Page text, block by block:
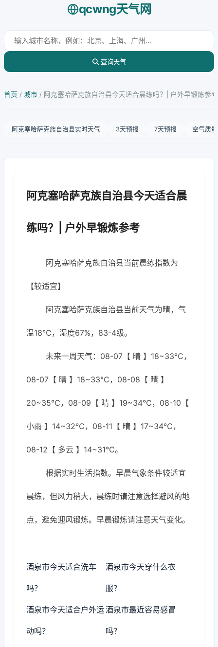
qcwng天气网
查询天气
首页 / 城市 / 阿克塞哈萨克族自治县今天适合晨练吗？| 户外早锻炼参考
阿克塞哈萨克族自治县实时天气 3天预报 7天预报 空气质量
阿克塞哈萨克族自治县今天适合晨
练吗？| 户外早锻炼参考
阿克塞哈萨克族自治县当前晨练指数为
【较适宜】
阿克塞哈萨克族自治县当前天气为晴，气
温18℃，湿度67%，83-4级。
未来一周天气：08-07【 晴 】18~33℃，
08-07【 晴 】18~33℃，08-08【 晴 】
20~35℃，08-09【 晴 】19~34℃，08-10【
小雨 】14~32℃，08-11【 晴 】17~34℃，
08-12【 多云 】14~31℃。
根据实时生活指数。早晨气象条件较适宜
晨练，但风力稍大，晨练时请注意选择避风的地
点，避免迎风锻炼。早晨锻炼请注意天气变化。
酒泉市今天适合洗车
吗？
酒泉市今天穿什么衣
服？
酒泉市今天适合户外运
动吗？
酒泉市最近容易感冒
吗？